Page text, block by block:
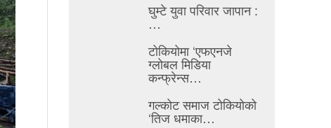
घुम्टे युवा परिवार जापान :
…
टोकियोमा ‘एफएनजे
ग्लोबल मिडिया
कन्फ्रेन्स…
गल्कोट समाज टोकियोको
‘तिज धमाका…